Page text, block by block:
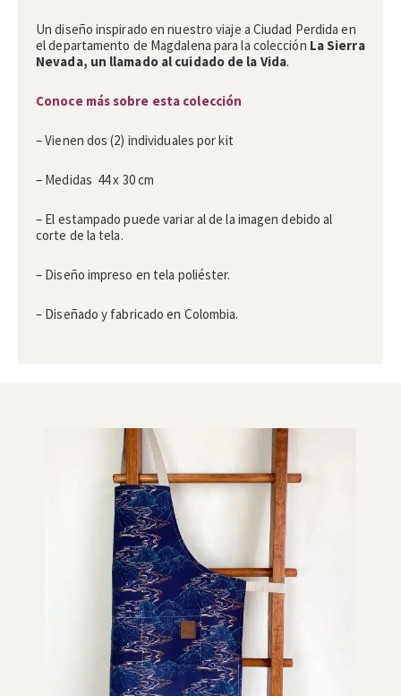
Un diseño inspirado en nuestro viaje a Ciudad Perdida en
el departamento de Magdalena para la colección La Sierra
Nevada, un llamado al cuidado de la Vida.
Conoce más sobre esta colección
– Vienen dos (2) individuales por kit
– Medidas 44 x 30 cm
– El estampado puede variar al de la imagen debido al
corte de la tela.
– Diseño impreso en tela poliéster.
– Diseñado y fabricado en Colombia.